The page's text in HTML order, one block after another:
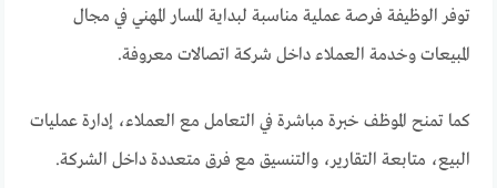
توفر الوظيفة فرصة عملية مناسبة لبداية المسار المهني في مجال
المبيعات وخدمة العملاء داخل شركة اتصالات معروفة.
كما تمنح الموظف خبرة مباشرة في التعامل مع العملاء، إدارة عمليات
البيع، متابعة التقارير، والتنسيق مع فرق متعددة داخل الشركة.